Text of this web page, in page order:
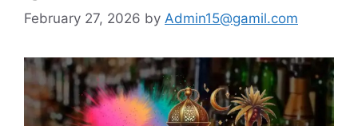
February 27, 2026 by Admin15@gamil.com